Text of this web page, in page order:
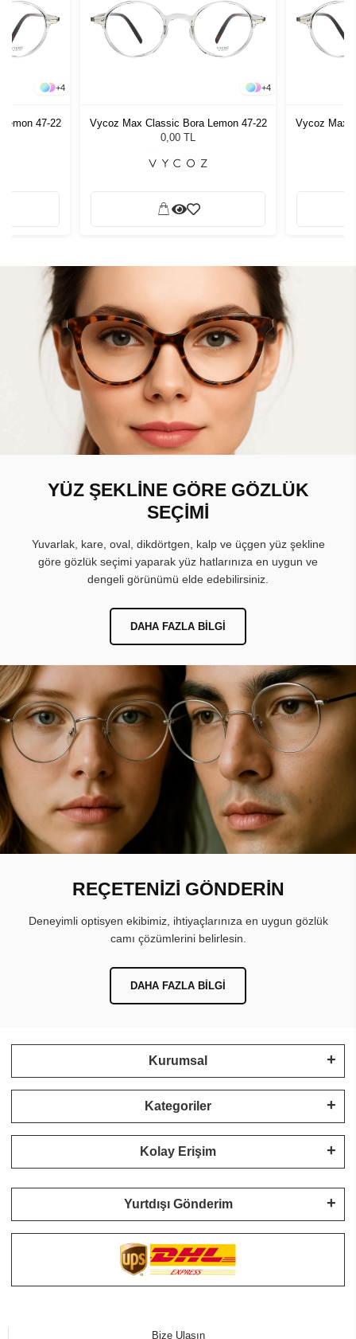
+4
47-22
+4
Vycoz Max Classic Bora Lemon 47-22
0,00 TL
Vycoz Max
YÜZ ŞEKLİNE GÖRE GÖZLÜK
SEÇİMİ
Yuvarlak, kare, oval, dikdörtgen, kalp ve üçgen yüz şekline
göre gözlük seçimi yaparak yüz hatlarınıza en uygun ve
dengeli görünümü elde edebilirsiniz.
DAHA FAZLA BILGI
REÇETENİZİ GÖNDERİN
Deneyimli optisyen ekibimiz, ihtiyaçlarınıza en uygun gözlük
camı çözümlerini belirlesin.
DAHA FAZLA BILGI
Kurumsal
Kategoriler
Kolay Erişim
Yurtdışı Gönderim
Bize Ulaşın